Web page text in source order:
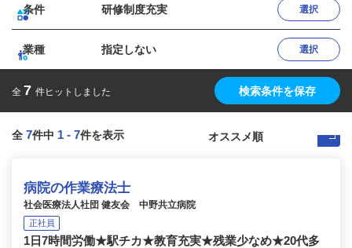
条件 研修制度充実 選択
業種 指定しない 選択
全 7 件ヒットしました 検索条件を保存
全 7件中 1 - 7件を表示
病院の作業療法士
社会医療法人社団 健友会 中野共立病院
正社員
1日7時間労働★駅チカ★教育充実★残業少なめ★20代多